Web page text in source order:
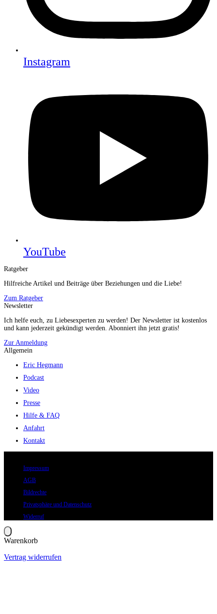
Instagram
YouTube
Ratgeber
Hilfreiche Artikel und Beiträge über Beziehungen und die Liebe!
Zum Ratgeber
Newsletter
Ich helfe euch, zu Liebesexperten zu werden! Der Newsletter ist kostenlos
und kann jederzeit gekündigt werden. Abonniert ihn jetzt gratis!
Zur Anmeldung
Allgemein
Eric Hegmann
Podcast
Video
Presse
Hilfe & FAQ
Anfahrt
Kontakt
Impressum
AGB
Bildrechte
Privatsphäre und Datenschutz
Widerruf
Warenkorb
Vertrag widerrufen